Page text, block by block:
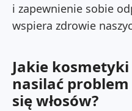
i zapewnienie sobie
wspiera zdrowie
Jakie
nasilać problem
się włosów?